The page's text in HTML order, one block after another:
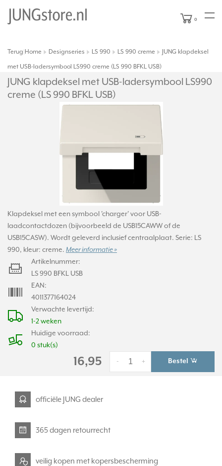
0
Terug Home Designseries LS 990 LS 990 creme
JUNG klapdeksel
met USB-ladersymbool LS990 creme (LS 990 BFKL USB)
JUNG klapdeksel met USB-ladersymbool LS990
creme (LS 990 BFKL USB)
Klapdeksel met een symbool 'charger' voor USB-
laadcontactdozen (bijvoorbeeld de USB15CAWW of de
USB15CASW). Wordt geleverd inclusief centraalplaat. Serie: LS
990, kleur: creme. Meer informatie »
Verwachte levertijd:
1-2 weken
Huidige voorraad:
0 stuk(s)
Artikelnummer:
LS 990 BFKL USB
EAN:
4011377164024
16,95 +
- Bestel
officiële JUNG dealer
365 dagen retourrecht
veilig kopen met kopersbescherming